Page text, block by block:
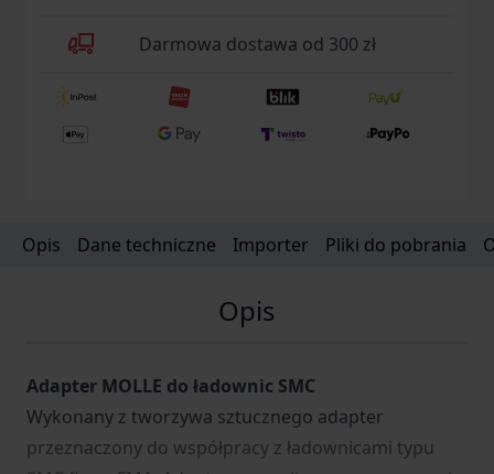
Darmowa dostawa od 300 zł
Opis Dane techniczne Importer Pliki do pobrania
Opis
Adapter MOLLE do ładownic SMC
Wykonany z tworzywa sztucznego adapter
przeznaczony do współpracy z ładownicami typu